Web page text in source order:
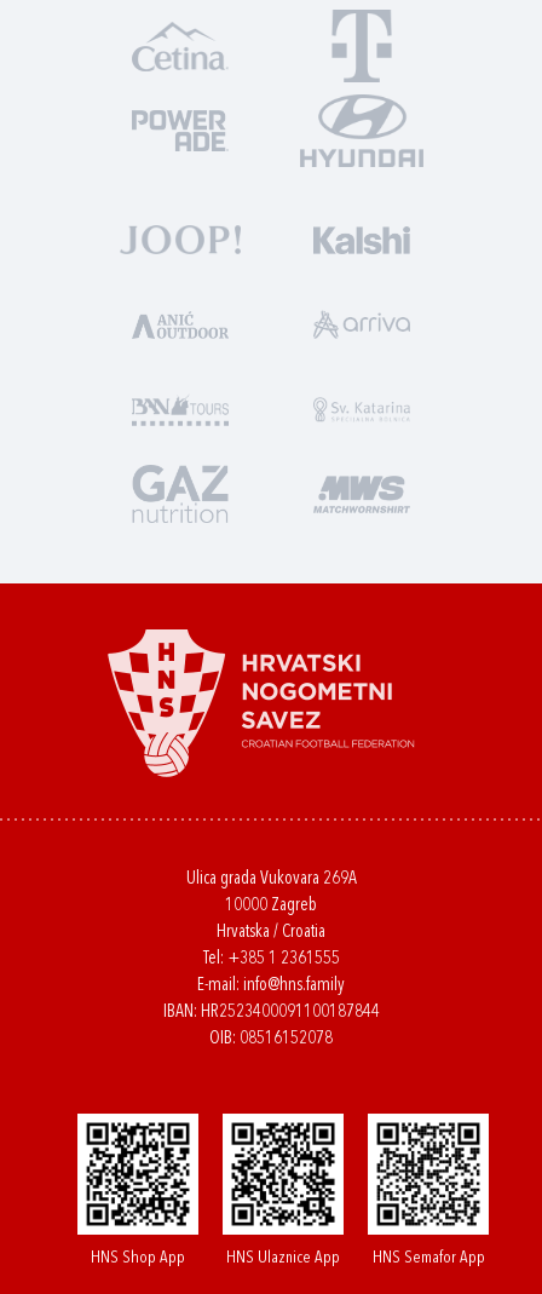
Ulica grada Vukovara 269A
10000 Zagreb
Hrvatska / Croatia
Tel: +385 1 2361555
E-mail: info@hns.family
IBAN: HR2523400091100187844
OIB: 08516152078
HNS Shop App HNS Ulaznice App HNS Semafor App